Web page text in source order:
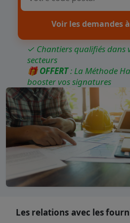
Voir les demandes
✓ Chantiers qualifiés dans
secteurs
🎁OFFERT: La Méthode
booster vos signatures
Les relations avec les